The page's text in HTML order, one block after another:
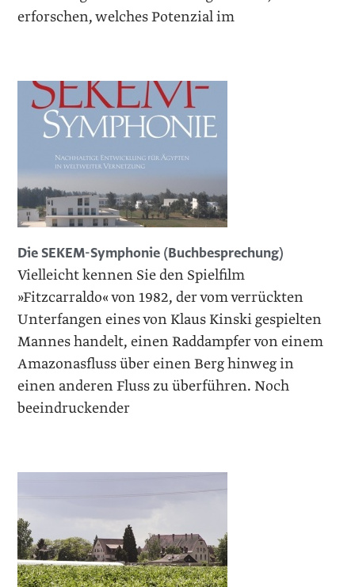
erforschen, ­welches Potenzial im
Die SEKEM-Symphonie (Buchbesprechung)
Vielleicht kennen Sie den Spielfilm
»Fitzcarraldo« von 1982, der vom verrückten
Unterfangen eines von Klaus Kinski gespielten
Mannes handelt, einen Raddampfer von einem
Amazonasfluss über einen Berg hinweg in
einen anderen Fluss zu überführen. Noch
beeindruckender